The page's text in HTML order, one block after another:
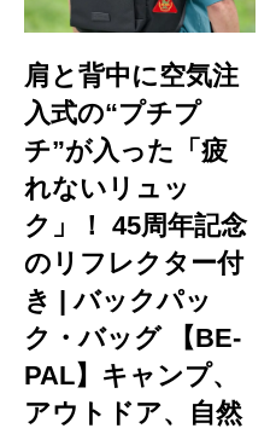
肩と背中に空気注
入式の“プチプ
チ”が入った「疲
れないリュッ
ク」！ 45周年記念
のリフレクター付
き | バックパッ
ク・バッグ 【BE-
PAL】キャンプ、
アウトドア、自然